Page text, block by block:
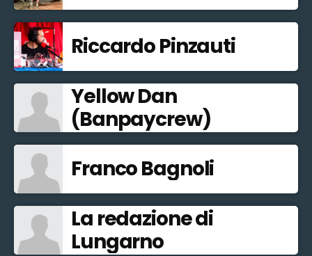
Riccardo Pinzauti
Yellow Dan
(Banpaycrew)
Franco Bagnoli
La redazione di
Lungarno